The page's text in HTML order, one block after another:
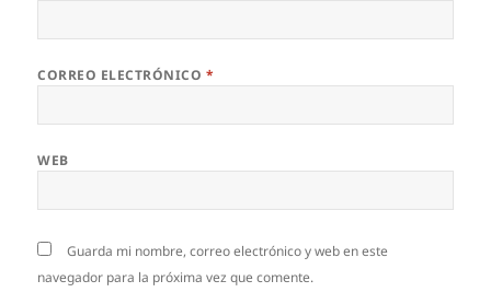
CORREO ELECTRÓNICO *
WEB
Guarda mi nombre, correo electrónico y web en este
navegador para la próxima vez que comente.